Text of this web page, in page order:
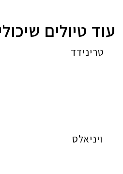
עוד טיולים
טרינידד
ויניאלס